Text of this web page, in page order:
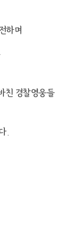
하며
친 경찰영웅들
.